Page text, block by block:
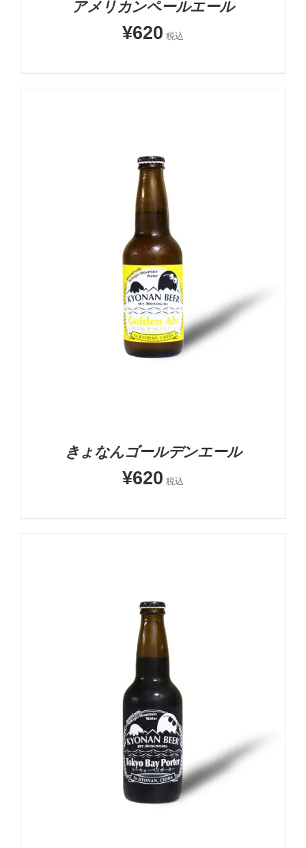
アメリカンペールエール
¥620 税込
お買い物カゴに追加
詳細
きょなんゴールデンエール
¥620 税込
5段階中
5.00
の評価
お買い物カゴに追加
詳細